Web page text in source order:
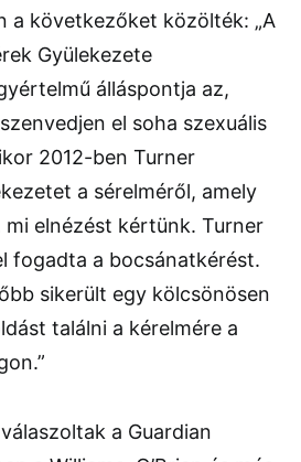
a következőket közölték: „A
Gyülekezete
álláspontja az,
el soha szexuális
2012-ben Turner
a sérelméről, amely
elnézést kértünk. Turner
fogadta a bocsánatkérést.
sikerült egy kölcsönösen
találni a kérelmére a
a Guardian